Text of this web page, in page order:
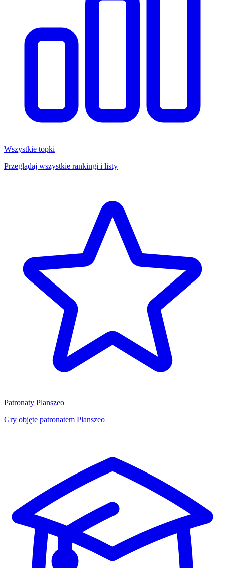
Wszystkie topki
Przeglądaj wszystkie rankingi i listy
Patronaty Planszeo
Gry objęte patronatem Planszeo